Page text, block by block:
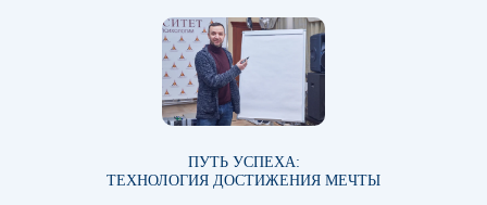
ПУТЬ УСПЕХА:
ТЕХНОЛОГИЯ ДОСТИЖЕНИЯ МЕЧТЫ